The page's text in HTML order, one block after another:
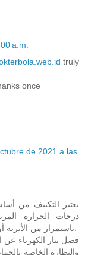
a.m.
truly
once
يعتبر التكييف من
درجات الحرارة
فصل تيار الكهرباء عن
والنظارة الخاصة